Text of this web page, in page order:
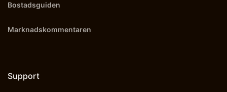
Bostadsguiden
Marknadskommentaren
Support